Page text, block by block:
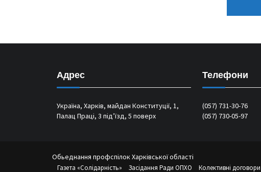
Адрес
Україна, Харків, майдан Конституції, 1,
Палац Праці, 3 під’їзд, 5 поверх
Телефони
(057) 731-30-76
(057) 730-05-97
Обьеднання профспілок Харківської області
Газета «Солідарність» Засідання Ради ОПХО Колективні договори